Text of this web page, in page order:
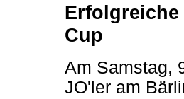
Erfolgreiche
Cup
Am Samstag,
JO'ler am